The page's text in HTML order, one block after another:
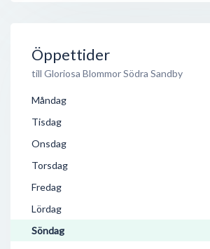
Öppettider
till Gloriosa Blommor Södra Sandby
Måndag
Tisdag
Onsdag
Torsdag
Fredag
Lördag
Söndag